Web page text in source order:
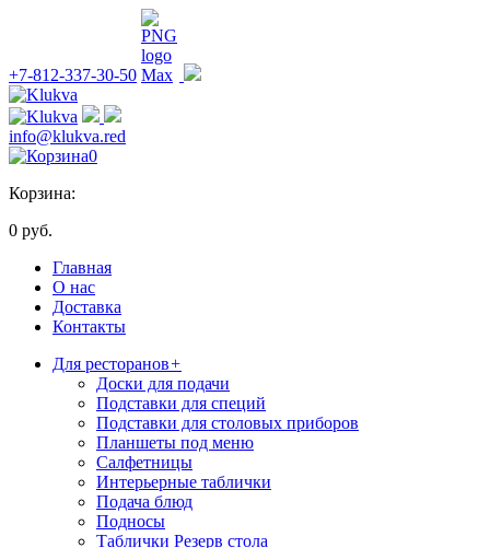
+7-812-337-30-50
info@klukva.red
0
Корзина:
0 руб.
Главная
О нас
Доставка
Контакты
Для ресторанов+
Доски для подачи
Подставки для специй
Подставки для столовых приборов
Планшеты под меню
Салфетницы
Интерьерные таблички
Подача блюд
Подносы
Таблички Резерв стола